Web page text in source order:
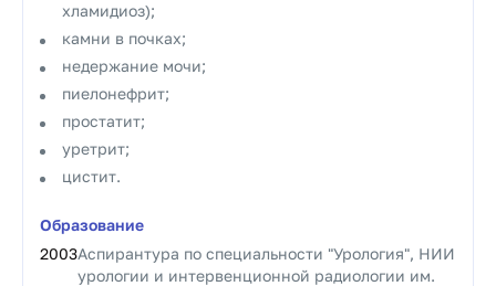
хламидиоз);
камни в почках;
недержание мочи;
пиелонефрит;
простатит;
уретрит;
цистит.
Образование
2003Аспирантура по специальности "Урология", НИИ
урологии и интервенционной радиологии им.